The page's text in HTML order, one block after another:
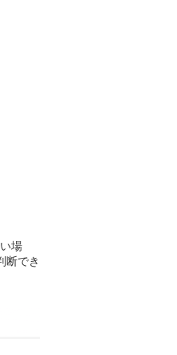
場
断でき